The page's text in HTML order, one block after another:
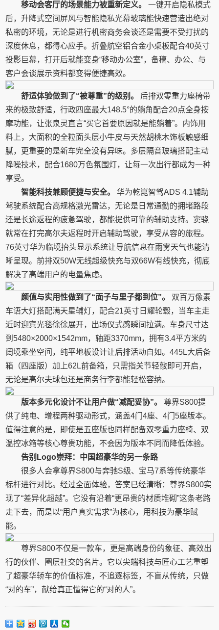
移动会客厅的场景能力被重新定义。
一键开启隐私模式
后，升降式空间屏风与智能隐私光幕玻璃能快速营造出绝对
私密的环境，无论是进行机密商务会谈还是需要不受打扰的
深度休息，都得心应手。折叠航空铝合金小桌板配合40英寸
投影巨幕，打开后就能变身“移动办公室”，备稿、办公、与
客户会谈展示资料都变得便捷高效。
舒适体验做到了“被尊重”的级别。
后排双零重力座椅带
来的极致舒适，行政四座最大148.5°的躺角配合20点全身按
摩功能，让张泉灵直言“买它首要原因就是能躺着”。内饰用
料上，大面积的全粒面头层小牛皮与天然胡桃木饰板触感细
腻，更重要的是新车完全没有异味。多层隔音玻璃搭配主动
降噪技术，配合1680万色氛围灯，让每一次出行都成为一种
享受。
智能科技兼顾便捷与安全。
华为乾崑智驾ADS 4.1辅助
驾驶系统配合高规格激光雷达，无论是日常通勤的拥堵路段
还是长途返程的疲惫驾驶，都能提供可靠的辅助支持。窦骁
就常在打完高尔夫返程时开启辅助驾驶，享受从容的旅程。
76英寸华为临境抬头显示系统让导航信息在雨雾天气也能清
晰呈现。前排双50W无线超级快充与双66W有线快充，彻底
解决了高端用户的电量焦虑。
颜值与实用性做到了“面子与里子都到位”。
双百万像素
车语大灯搭配满天星辅灯，配合21英寸日耀轮毂，当车主走
近时迎宾光毯徐徐展开，出场仪式感瞬间拉满。车身尺寸达
到5480×2000×1542mm，轴距3370mm，拥有3.4平方米的
阔境乘坐空间，纯平地板设计让后排活动自如。445L大后备
箱（四座版）加上62L前备箱，只需指关节轻敲即可开启，
无论是高尔夫球包还是商务行李都能轻松容纳。
版本多元化设计不让用户做“减配妥协”。
尊界S800提
供了纯电、增程两种驱动形式，涵盖4门4座、4门5座版本。
值得注意的是，即使是五座版也同样配备双零重力座椅、双
温控冰箱等核心尊贵功能，不会因为版本不同而降低体验。
告别Logo崇拜：中国超豪华的另一条路
很多人会拿尊界S800与奔驰S级、宝马7系等传统豪华
标杆进行对比。经过全面体验，答案已经清晰：尊界S800实
现了“差异化超越”。它没有沿着“更昂贵的材质堆砌”这条老路
走下去，而是以“用户真实需求”为核心，用科技为豪华赋
能。
尊界S800不仅是一款车，更是高端身份的象征、高效出
行的伙伴、圈层社交的名片。它以尖端科技与匠心工艺重塑
了超豪华轿车的价值标准，不追逐标签，不盲从传统，只做
“对的车”，献给真正懂得它的“对的人”。